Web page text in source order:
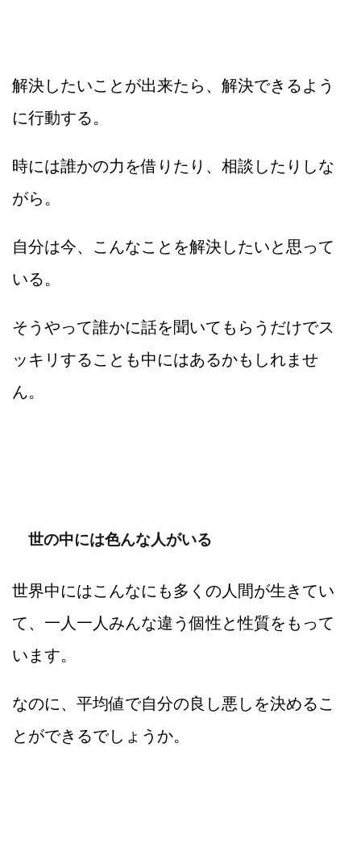
解決したいことが出来たら、解決できるよう
に行動する。
時には誰かの力を借りたり、相談したりしな
がら。
自分は今、こんなことを解決したいと思って
いる。
そうやって誰かに話を聞いてもらうだけでス
ッキリすることも中にはあるかもしれませ
ん。
世の中には色んな人がいる
世界中にはこんなにも多くの人間が生きてい
て、一人一人みんな違う個性と性質をもって
います。
なのに、平均値で自分の良し悪しを決めるこ
とができるでしょうか。